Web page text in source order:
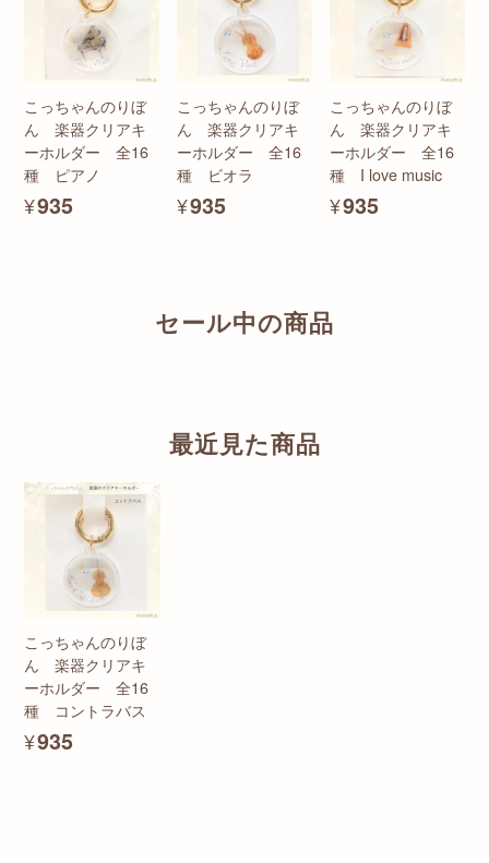
こっちゃんのりぼ
ん 楽器クリアキ
ーホルダー 全16
種 ピアノ
¥935
こっちゃんのりぼ
ん 楽器クリアキ
ーホルダー 全16
種 ビオラ
¥935
こっちゃんのりぼ
ん 楽器クリアキ
ーホルダー 全16
種 I love music
¥935
セール中の商品
最近見た商品
こっちゃんのりぼ
ん 楽器クリアキ
ーホルダー 全16
種 コントラバス
¥935